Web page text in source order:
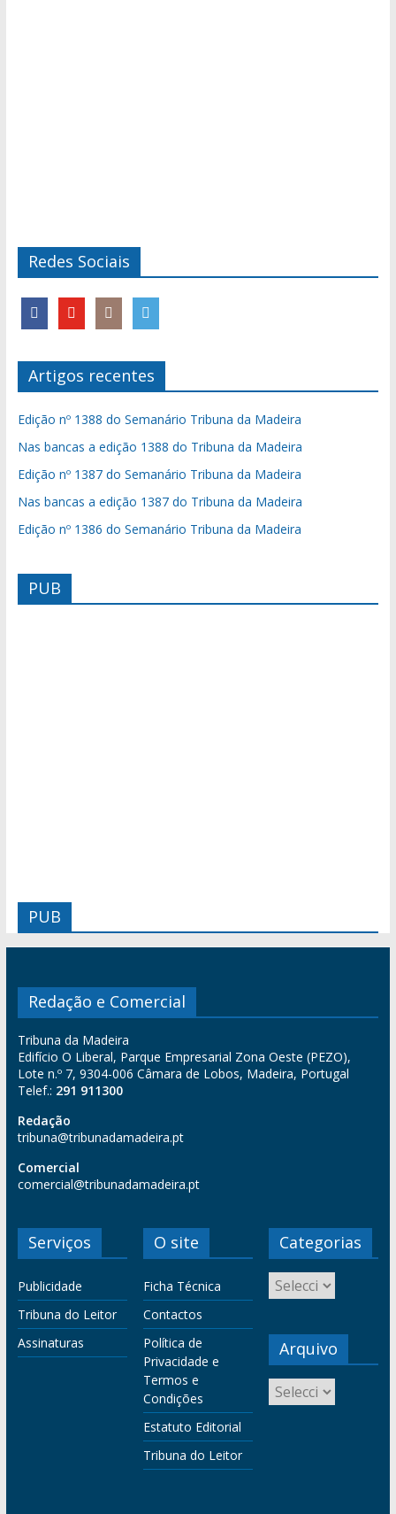
Redes Sociais
Artigos recentes
Edição nº 1388 do Semanário Tribuna da Madeira
Nas bancas a edição 1388 do Tribuna da Madeira
Edição nº 1387 do Semanário Tribuna da Madeira
Nas bancas a edição 1387 do Tribuna da Madeira
Edição nº 1386 do Semanário Tribuna da Madeira
PUB
PUB
Redação e Comercial
Tribuna da Madeira
Edifício O Liberal, Parque Empresarial Zona Oeste (PEZO),
Lote n.º 7, 9304-006 Câmara de Lobos, Madeira, Portugal
Telef.: 291 911300
Redação
tribuna@tribunadamadeira.pt
Comercial
comercial@tribunadamadeira.pt
Serviços
Publicidade
Tribuna do Leitor
Assinaturas
O site
Ficha Técnica
Contactos
Política de
Privacidade e
Termos e
Condições
Estatuto Editorial
Tribuna do Leitor
Categorias
Arquivo